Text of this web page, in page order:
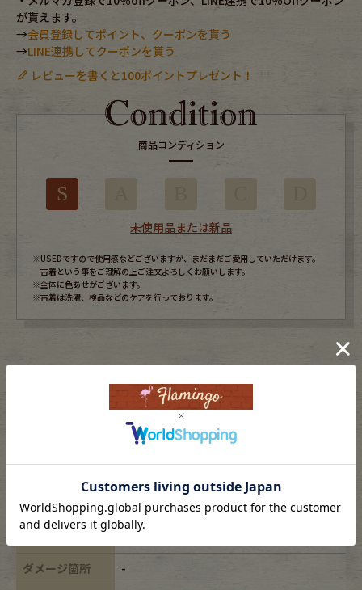
が貰えます。
→会員登録してポイント、クーポンを貰う
→LINE連携してクーポンを貰う
レビューを書くと100ポイントプレゼント！
商品コンディション
S
未使用品または新品
※USEDですので使用感などございますが、まだまだご愛用していただけます。
古着という事をご理解の上ご注文よろしくお願いします。
※全体に色あせがございます。
※古着は洗濯、検品などのケアを行っております。
-
CARHARTT/カーハート
cotton100%
カラー
ベージュ/beige,ブラウン/brown
ダメージ箇所
-